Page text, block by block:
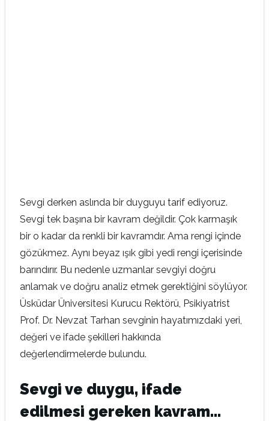
Sevgi derken aslında bir duyguyu tarif ediyoruz.
Sevgi tek başına bir kavram değildir. Çok karmaşık
bir o kadar da renkli bir kavramdır. Ama rengi içinde
gözükmez. Aynı beyaz ışık gibi yedi rengi içerisinde
barındırır. Bu nedenle uzmanlar sevgiyi doğru
anlamak ve doğru analiz etmek gerektiğini söylüyor.
Üsküdar Üniversitesi Kurucu Rektörü, Psikiyatrist
Prof. Dr. Nevzat Tarhan sevginin hayatımızdaki yeri,
değeri ve ifade şekilleri hakkında
değerlendirmelerde bulundu.
Sevgi ve duygu, ifade
edilmesi gereken kavram…